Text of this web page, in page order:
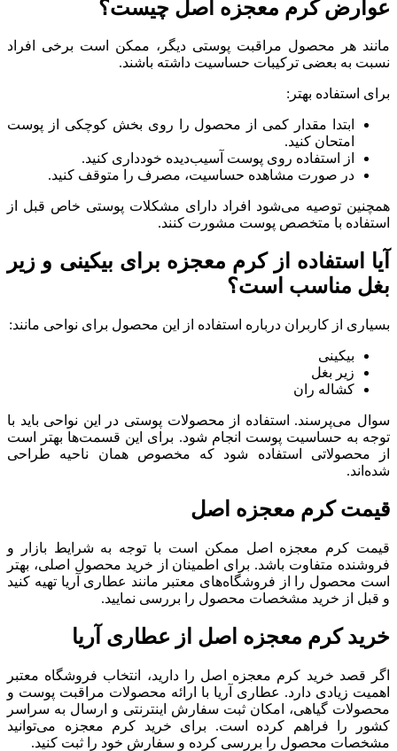
عوارض کرم معجزه اصل چیست؟
مانند هر محصول مراقبت پوستی دیگر، ممکن است برخی افراد
نسبت به بعضی ترکیبات حساسیت داشته باشند.
برای استفاده بهتر:
ابتدا مقدار کمی از محصول را روی بخش کوچکی از پوست
امتحان کنید.
از استفاده روی پوست آسیب‌دیده خودداری کنید.
در صورت مشاهده حساسیت، مصرف را متوقف کنید.
همچنین توصیه می‌شود افراد دارای مشکلات پوستی خاص قبل از
استفاده با متخصص پوست مشورت کنند.
آیا استفاده از کرم معجزه برای بیکینی و زیر
بغل مناسب است؟
بسیاری از کاربران درباره استفاده از این محصول برای نواحی مانند:
بیکینی
زیر بغل
کشاله ران
سوال می‌پرسند. استفاده از محصولات پوستی در این نواحی باید با
توجه به حساسیت پوست انجام شود. برای این قسمت‌ها بهتر است
از محصولاتی استفاده شود که مخصوص همان ناحیه طراحی
شده‌اند.
قیمت کرم معجزه اصل
قیمت کرم معجزه اصل ممکن است با توجه به شرایط بازار و
فروشنده متفاوت باشد. برای اطمینان از خرید محصول اصلی، بهتر
است محصول را از فروشگاه‌های معتبر مانند عطاری آریا تهیه کنید
و قبل از خرید مشخصات محصول را بررسی نمایید.
خرید کرم معجزه اصل از عطاری آریا
اگر قصد خرید کرم معجزه اصل را دارید، انتخاب فروشگاه معتبر
اهمیت زیادی دارد. عطاری آریا با ارائه محصولات مراقبت پوست و
محصولات گیاهی، امکان ثبت سفارش اینترنتی و ارسال به سراسر
کشور را فراهم کرده است. برای خرید کرم معجزه می‌توانید
مشخصات محصول را بررسی کرده و سفارش خود را ثبت کنید.